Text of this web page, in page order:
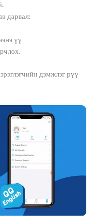
дарвал:
үү
дэмжлэг рүү